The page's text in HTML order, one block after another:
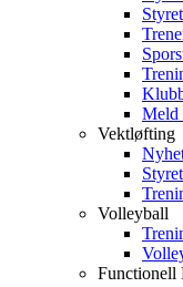
Styret
Meld
Vektløfting
Styret
Volleyball
Functionell